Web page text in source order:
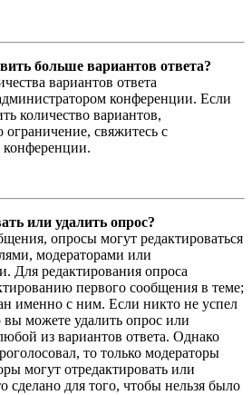
больше вариантов ответа?
вариантов ответа
конференции. Если
количество вариантов,
свяжитесь с
конференции.
или удалить опрос?
опросы могут редактироваться
модераторами или
Для редактирования опроса
первого сообщения в теме;
именно с ним. Если никто не успел
вы можете удалить опрос или
из вариантов ответа. Однако
то только модераторы
могут отредактировать или
сделано для того, чтобы нельзя было